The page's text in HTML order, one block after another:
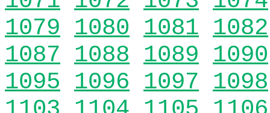
1079 1080 1081 1082
1087 1088 1089 1090
1095 1096 1097 1098